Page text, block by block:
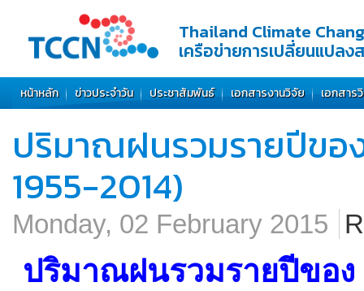
Thailand Climate
เครือข่ายการเปลี่ยนแปลง
หน้าหลัก ข่าวประจำวัน ประชาสัมพันธ์ เอกสารงานวิจัย เอกสาร
ปริมาณฝนรวมรายปีขอ
1955-2014)
Monday, 02 February 2015
ปริมาณฝนรวมรายปีขอ